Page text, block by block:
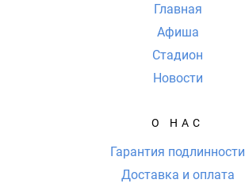
Главная
Афиша
Стадион
Новости
О НАС
Гарантия подлинности
Доставка и оплата